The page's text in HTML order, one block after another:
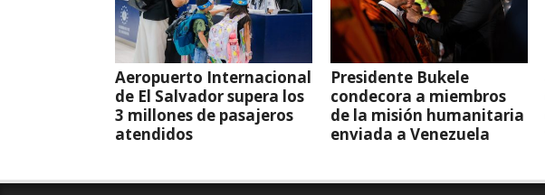
Aeropuerto Internacional
de El Salvador supera los
3 millones de pasajeros
atendidos
Presidente Bukele
condecora a miembros
de la misión humanitaria
enviada a Venezuela